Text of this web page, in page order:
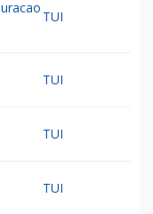
TUI
TUI
TUI
TUI